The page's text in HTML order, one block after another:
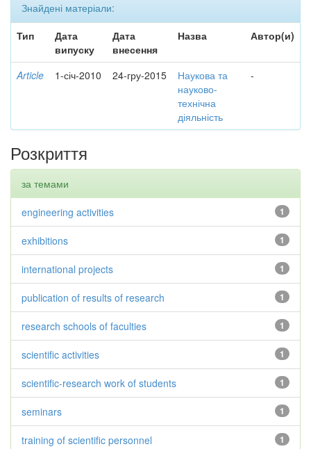
Знайдені матеріали:
Тип
Дата
випуску
Дата
внесення
Назва Автор(и)
Article 1-січ-2010 24-гру-2015
Наукова та
науково-
технічна
діяльність
-
Розкриття
за темами
1
engineering activities
1
exhibitions
1
international projects
1
publication of results of research
1
research schools of faculties
1
scientific activities
1
scientific-research work of students
1
seminars
1
training of scientific personnel